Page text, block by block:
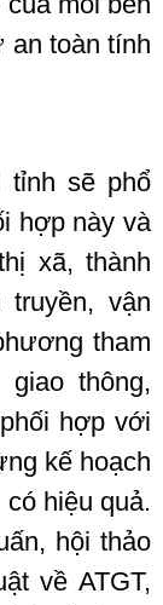
an toàn tính
tỉnh sẽ phổ
hợp này và
xã, thành
vận
tham
thông,
hợp với
kế hoạch
hiệu quả.
hội thảo
về ATGT,